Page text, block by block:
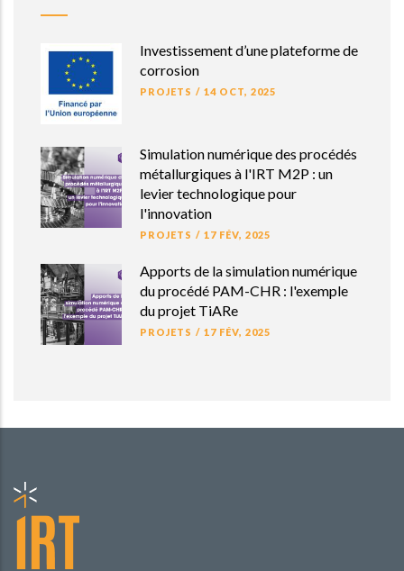
Investissement d’une plateforme de
corrosion
PROJETS / 14 OCT, 2025
Simulation numérique des procédés
métallurgiques à l'IRT M2P : un
levier technologique pour
l'innovation
PROJETS / 17 FÉV, 2025
Apports de la simulation numérique
du procédé PAM-CHR : l'exemple
du projet TiARe
PROJETS / 17 FÉV, 2025